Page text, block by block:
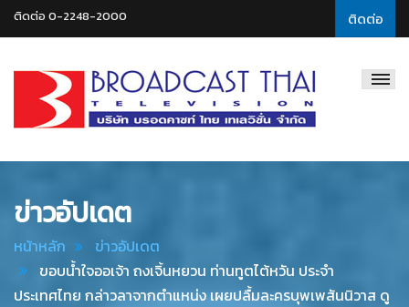
ติดต่อ
ติดต่อ 0-2248-2000
Thai
ข่าวอัปเดต
หน้าหลัก
ข่าวอัปเดต
ขอบน้ำใจออเจ้า ถงเจิ้นหยวน ท่านทูตไต้หวัน ประจำ
ประเทศไทย กล่าวลาจากตำแหน่ง เผยปลื้มละครบุพเพสันนิวาส ดู